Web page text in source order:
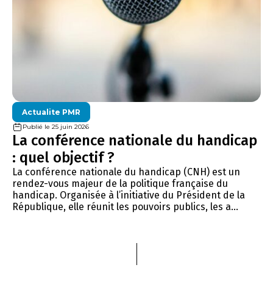
Actualite PMR
Publié le 25 juin 2026
La conférence nationale du handicap
: quel objectif ?
La conférence nationale du handicap (CNH) est un
rendez-vous majeur de la politique française du
handicap. Organisée à l’initiative du Président de la
République, elle réunit les pouvoirs publics, les a...